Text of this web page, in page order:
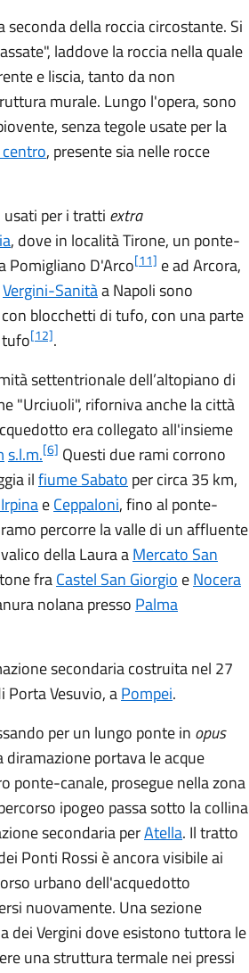
della roccia circostante. Si
laddove la roccia nella quale
e liscia, tanto da non
murale. Lungo l'opera, sono
senza tegole usate per la
, presente sia nelle rocce
per i tratti extra
, dove in località Tirone, un ponte-
Pomigliano D'Arco[11] e ad Arcora,
Vergini-Sanitàa Napoli sono
blocchetti di tufo, con una parte
[12].
settentrionale dell’altopiano di
"Urciuoli", riforniva anche la città
era collegato all'insieme
s.l.m.[6] Questi due rami corrono
ilfiume Sabato per circa35 km,
eCeppaloni, fino al ponte-
percorre la valle di un affluente
della Laura aMercato San
fraCastel San Giorgio eNocera
nolana presso Palma
secondaria costruita nel 27
Porta Vesuvio, aPompei.
per un lungo ponte in opus
diramazione portava le acque
ponte-canale, prosegue nella zona
ipogeo passa sotto la collina
secondaria perAtella. Il tratto
Ponti Rossi è ancora visibile ai
urbano dell'acquedotto
nuovamente. Una sezione
dei Vergini dove esistono tuttora le
una struttura termale nei pressi